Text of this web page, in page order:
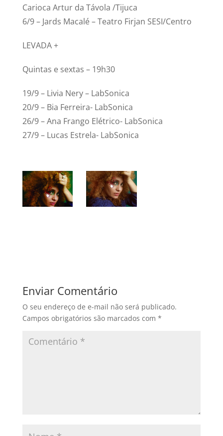
Carioca Artur da Távola /Tijuca
6/9 – Jards Macalé – Teatro Firjan SESI/Centro
LEVADA +
Quintas e sextas – 19h30
19/9 – Livia Nery – LabSonica
20/9 – Bia Ferreira- LabSonica
26/9 – Ana Frango Elétrico- LabSonica
27/9 – Lucas Estrela- LabSonica
Enviar Comentário
O seu endereço de e-mail não será publicado.
Campos obrigatórios são marcados com *